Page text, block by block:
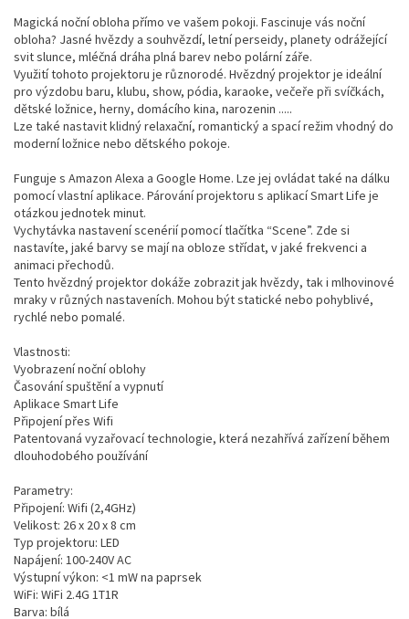
Magická noční obloha přímo ve vašem pokoji. Fascinuje vás noční
obloha? Jasné hvězdy a souhvězdí, letní perseidy, planety odrážející
svit slunce, mléčná dráha plná barev nebo polární záře.
Využití tohoto projektoru je různorodé. Hvězdný projektor je ideální
pro výzdobu baru, klubu, show, pódia, karaoke, večeře při svíčkách,
dětské ložnice, herny, domácího kina, narozenin .....
Lze také nastavit klidný relaxační, romantický a spací režim vhodný do
moderní ložnice nebo dětského pokoje.
Funguje s Amazon Alexa a Google Home. Lze jej ovládat také na dálku
pomocí vlastní aplikace. Párování projektoru s aplikací Smart Life je
otázkou jednotek minut.
Vychytávka nastavení scenérií pomocí tlačítka “Scene”. Zde si
nastavíte, jaké barvy se mají na obloze střídat, v jaké frekvenci a
animaci přechodů.
Tento hvězdný projektor dokáže zobrazit jak hvězdy, tak i mlhovinové
mraky v různých nastaveních. Mohou být statické nebo pohyblivé,
rychlé nebo pomalé.
Vlastnosti:
Vyobrazení noční oblohy
Časování spuštění a vypnutí
Aplikace Smart Life
Připojení přes Wifi
Patentovaná vyzařovací technologie, která nezahřívá zařízení během
dlouhodobého používání
Parametry:
Připojení: Wifi (2,4GHz)
Velikost: 26 x 20 x 8 cm
Typ projektoru: LED
Napájení: 100-240V AC
Výstupní výkon: <1 mW na paprsek
WiFi: WiFi 2.4G 1T1R
Barva: bílá